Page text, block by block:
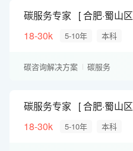
碳服务专家
合肥·蜀山区
18-30k
5-10年 本科
碳咨询解决方案 碳服务
碳服务专家
合肥·蜀山区
18-30k
5-10年 本科